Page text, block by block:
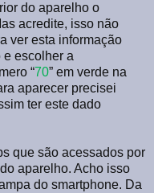
do aparelho o
acredite, isso não
ver esta informação
escolher a
“70” em verde na
aparecer precisei
ter este dado
que são acessados por
aparelho. Acho isso
do smartphone. Da